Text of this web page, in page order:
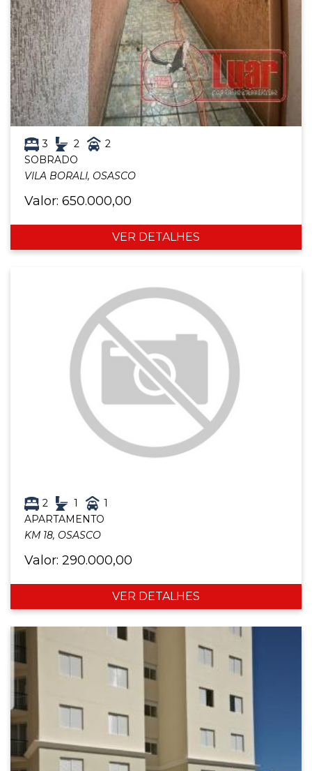
3 2
2
SOBRADO
VILA BORALI, OSASCO
Valor: 650.000,00
VER DETALHES
2 1
1
APARTAMENTO
KM 18, OSASCO
Valor: 290.000,00
VER DETALHES